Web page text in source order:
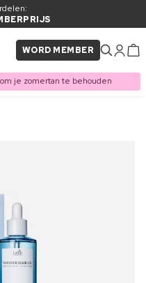
WORD MEMBER
je zomertan te behouden
AAN